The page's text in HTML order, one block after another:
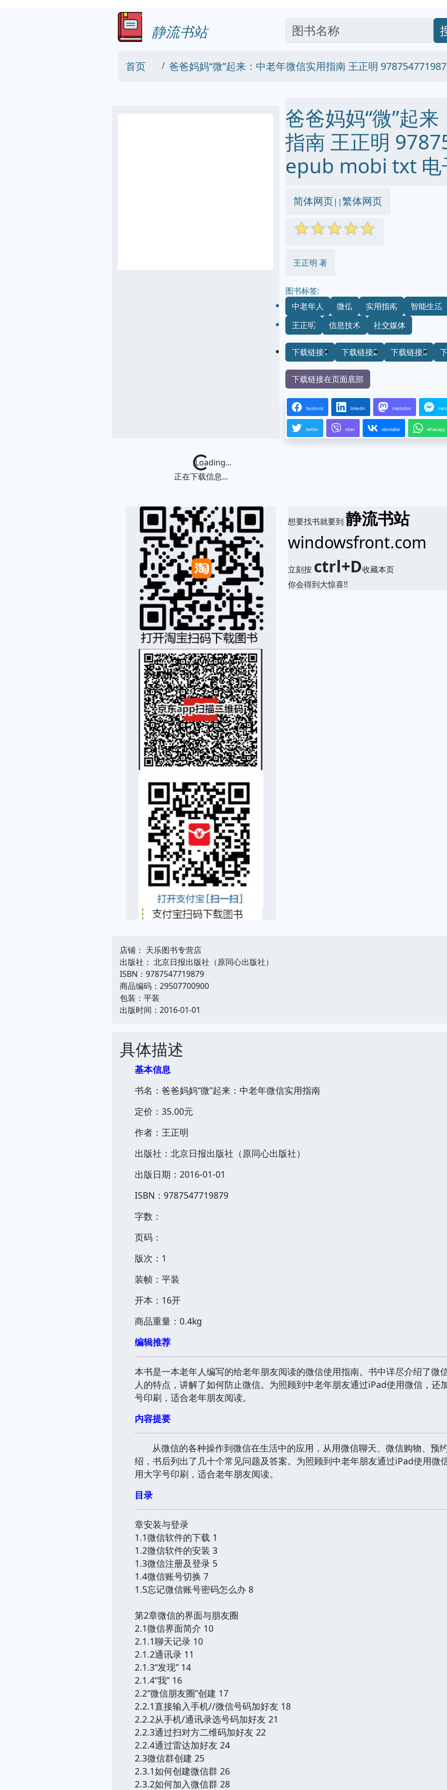
静流书站
首页 爸爸妈妈“微”起来：中老年微信实用指南 王正明
爸爸妈妈“微”起
指南 王正明
epub mobi txt 电
简体网页||繁体网页
☆☆☆☆☆
王正明 著
图书标签:
中老年人
微信 实用指南
智能生活
王正明
信息技术 社交媒体
下载链接1 下载链接2 下载链接3
下载链接在页面底部
facebook linkedin mastodon
twitter viber vkontakte whatsapp
Loading...
正在下载信息...
想要找书就要到静流书站
windowsfront.com
立刻按 ctrl+D收藏本页
你会得到大惊喜!!
店铺： 天乐图书专营店
出版社： 北京日报出版社（原同心出版社）
ISBN：9787547719879
商品编码：29507700900
包装：平装
出版时间：2016-01-01
具体描述
基本信息
书名：爸爸妈妈“微”起来：中老年微信实用指南
定价：35.00元
作者：王正明
出版社：北京日报出版社（原同心出版社）
出版日期：2016-01-01
ISBN：9787547719879
字数：
页码：
版次：1
装帧：平装
开本：16开
商品重量：0.4kg
编辑推荐
本书是一本老年人编写的给老年朋友阅读的微信使用指南。书中详尽介绍了微
人的特点，讲解了如何防止微信。为照顾到中老年朋友通过iPad使用微信，
号印刷，适合老年朋友阅读。
内容提要
从微信的各种操作到微信在生活中的应用，从用微信聊天、微信购物、预
绍，书后列出了几十个常见问题及答案。为照顾到中老年朋友通过iPad使用微
用大字号印刷，适合老年朋友阅读。
目录
章安装与登录
1.1微信软件的下载 1
1.2微信软件的安装 3
1.3微信注册及登录 5
1.4微信账号切换 7
1.5忘记微信账号密码怎么办 8
第2章微信的界面与朋友圈
2.1微信界面简介 10
2.1.1聊天记录 10
2.1.2通讯录 11
2.1.3“发现” 14
2.1.4“我” 16
2.2“微信朋友圈”创建 17
2.2.1直接输入手机//微信号码加好友 18
2.2.2从手机/通讯录选号码加好友 21
2.2.3通过扫对方二维码加好友 22
2.2.4通过雷达加好友 24
2.3微信群创建 25
2.3.1如何创建微信群 26
2.3.2如何加入微信群 28
继续阅读 请点击这里关